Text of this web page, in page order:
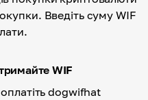
Введіть суму WIF
WIF
оплатіть dogwifhat